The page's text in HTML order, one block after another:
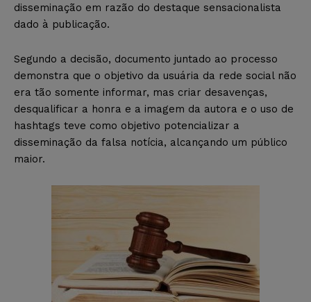
disseminação em razão do destaque sensacionalista
dado à publicação.
Segundo a decisão, documento juntado ao processo
demonstra que o objetivo da usuária da rede social não
era tão somente informar, mas criar desavenças,
desqualificar a honra e a imagem da autora e o uso de
hashtags teve como objetivo potencializar a
disseminação da falsa notícia, alcançando um público
maior.